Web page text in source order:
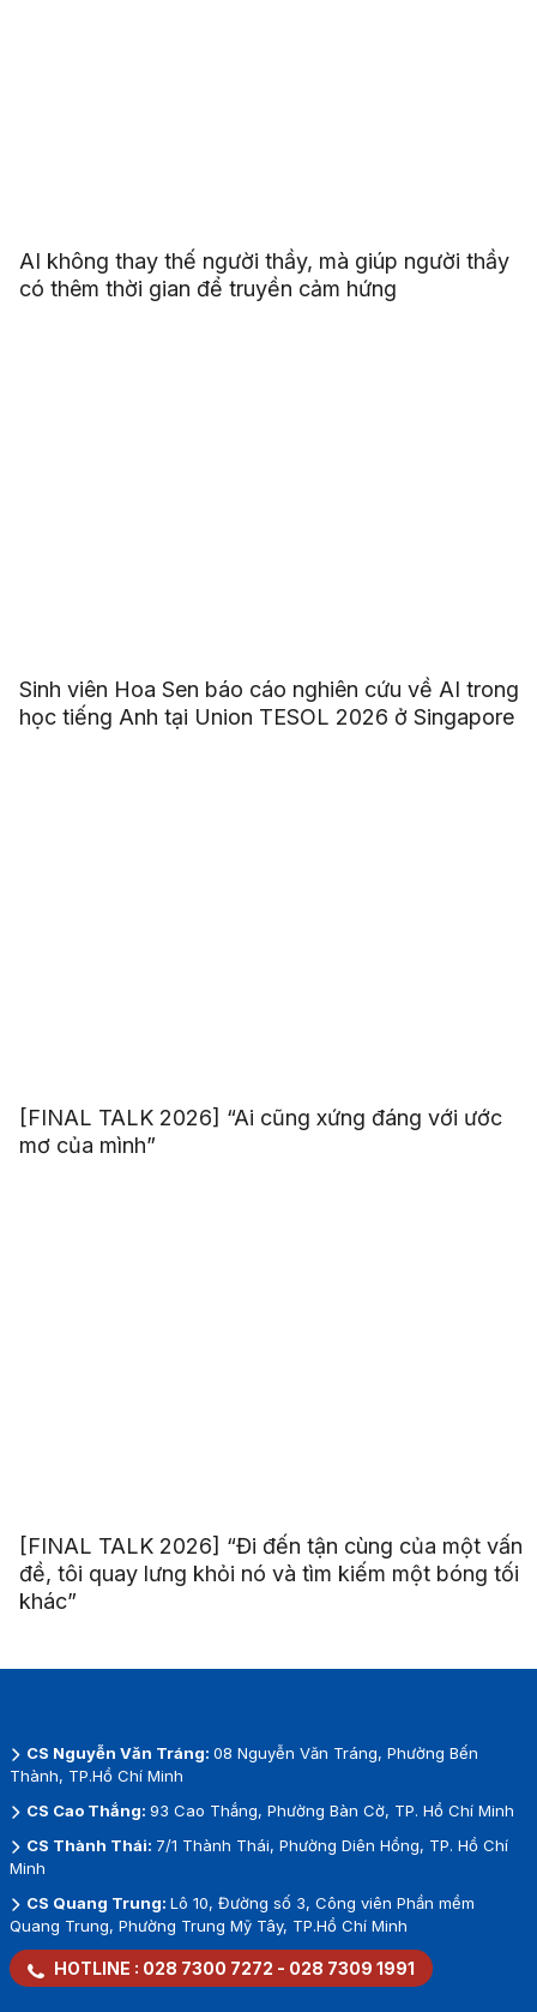
AI không thay thế người thầy, mà giúp người thầy
có thêm thời gian để truyền cảm hứng
Sinh viên Hoa Sen báo cáo nghiên cứu về AI trong
học tiếng Anh tại Union TESOL 2026 ở Singapore
[FINAL TALK 2026] “Ai cũng xứng đáng với ước
mơ của mình”
[FINAL TALK 2026] “Đi đến tận cùng của một vấn
đề, tôi quay lưng khỏi nó và tìm kiếm một bóng tối
khác”
CS Nguyễn Văn Tráng: 08 Nguyễn Văn Tráng, Phường Bến
Thành, TP.Hồ Chí Minh
CS Cao Thắng: 93 Cao Thắng, Phường Bàn Cờ, TP. Hồ Chí Minh
CS Thành Thái: 7/1 Thành Thái, Phường Diên Hồng, TP. Hồ Chí
Minh
CS Quang Trung: Lô 10, Đường số 3, Công viên Phần mềm
Quang Trung, Phường Trung Mỹ Tây, TP.Hồ Chí Minh
HOTLINE : 028 7300 7272 - 028 7309 1991